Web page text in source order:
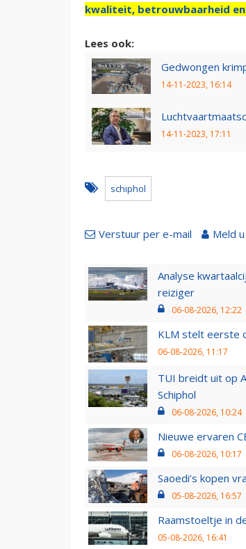
kwaliteit, betrouwbaarheid
Lees ook:
Gedwongen
14-11-2023, 16:14
14-11-2023, 17:11
schiphol
Verstuur per e-mail Meld
Analyse
reiziger
06-08-2026, 12:22
KLM stelt eerste
06-08-2026, 11:17
TUI breidt uit op
Schiphol
06-08-2026, 10:24
Nieuwe ervaren
06-08-2026, 10:17
Saoedi’s kopen
05-08-2026, 16:57
Raamstoeltje in
05-08-2026, 16:41